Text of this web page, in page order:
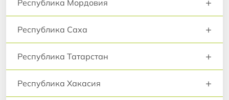
Республика Мордовия
Республика Саха +
Республика Татарстан +
Республика Хакасия +